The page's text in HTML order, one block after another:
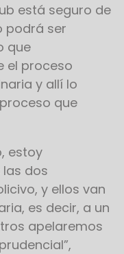
está seguro de
podrá ser
que
el proceso
y allí lo
que
estoy
dos
y ellos van
es decir, a un
apelaremos